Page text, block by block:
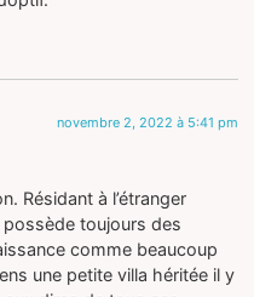
novembre 2, 2022 à 5:41 pm
Résidant à l’étranger
toujours des
comme beaucoup
une petite villa héritée il y